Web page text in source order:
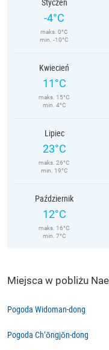
-4°C
maks. 0°C
min. -10°C
Kwiecień
11°C
maks. 15°C
min. 4°C
Lipiec
23°C
maks. 26°C
min. 19°C
Październik
12°C
maks. 16°C
min. 7°C
Miejsca w pobliżu
Pogoda Widoman-dong
Pogoda Ch’ŏngjŏn-dong